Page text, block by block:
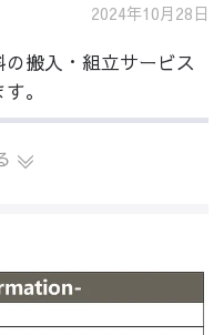
2024年10月28日
搬入・組立サービス
。